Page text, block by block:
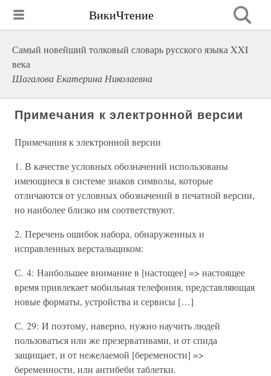
ВикиЧтение
Самый новейший толковый словарь русского языка XXI
века
Шагалова Екатерина Николаевна
Примечания к электронной версии
Примечания к электронной версии
1. В качестве условных обозначений использованы
имеющиеся в системе знаков символы, которые
отличаются от условных обозначений в печатной версии,
но наиболее близко им соответствуют.
2. Перечень ошибок набора, обнаруженных и
исправленных верстальщиком:
С. 4: Наибольшее внимание в [настощее] => настоящее
время привлекает мобильная телефония, представляющая
новые форматы, устройства и сервисы […]
С. 29: И поэтому, наверно, нужно научить людей
пользоваться или же презервативами, и от спида
защищает, и от нежелаемой [беремености] =>
беременности, или антибеби таблетки.